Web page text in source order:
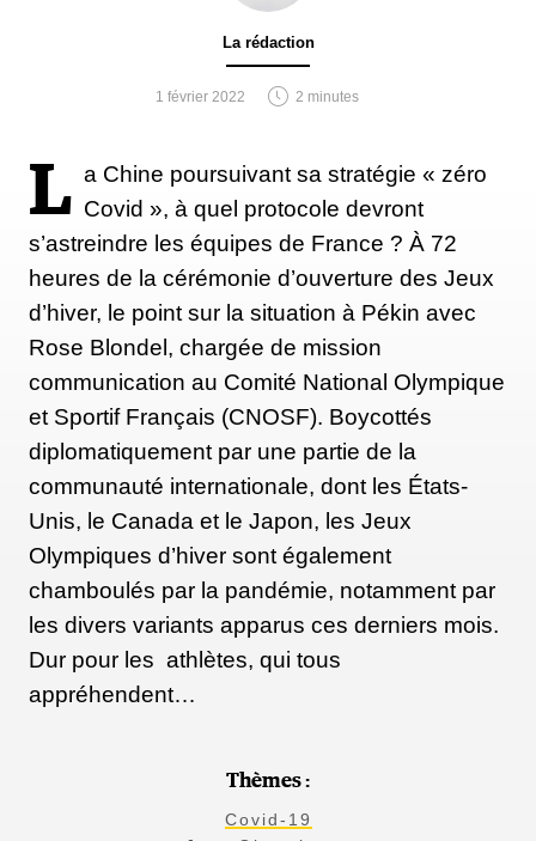
La rédaction
1 février 2022 2 minutes
L a Chine poursuivant sa stratégie « zéro
Covid », à quel protocole devront
s’astreindre les équipes de France ? À 72
heures de la cérémonie d’ouverture des Jeux
d’hiver, le point sur la situation à Pékin avec
Rose Blondel, chargée de mission
communication au Comité National Olympique
et Sportif Français (CNOSF). Boycottés
diplomatiquement par une partie de la
communauté internationale, dont les États-
Unis, le Canada et le Japon, les Jeux
Olympiques d’hiver sont également
chamboulés par la pandémie, notamment par
les divers variants apparus ces derniers mois.
Dur pour les athlètes, qui tous
appréhendent…
Thèmes :
Covid-19